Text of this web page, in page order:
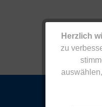
Herzlich
zu